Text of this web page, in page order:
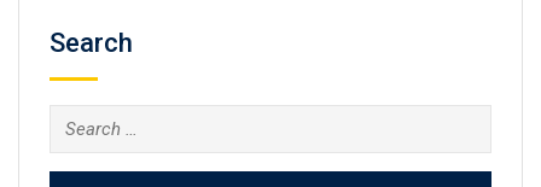
Search
Search
for: